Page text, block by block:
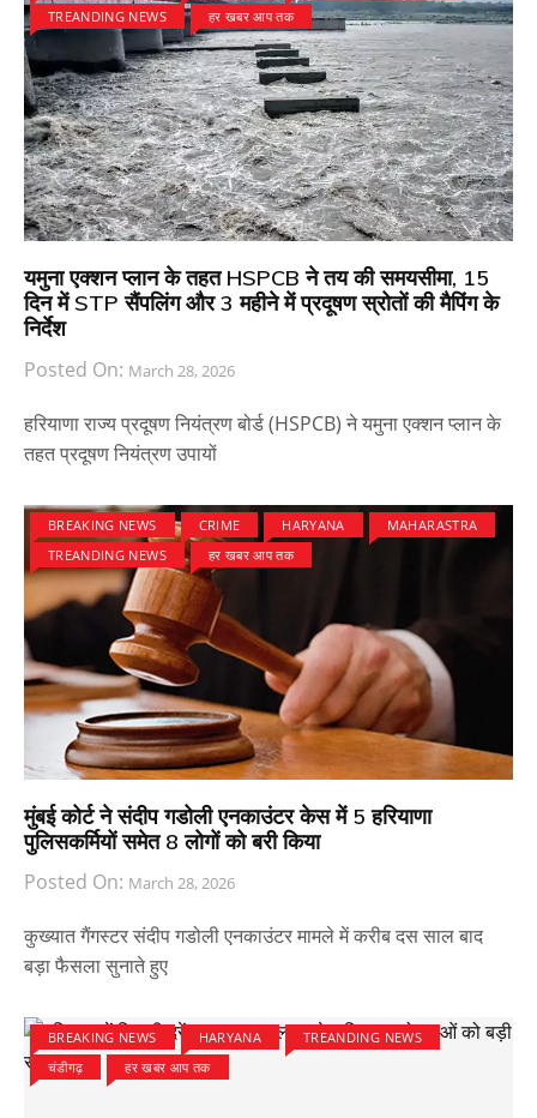
TREANDING NEWS
हर खबर आप तक
यमुना एक्शन प्लान के तहत HSPCB ने तय की समयसीमा, 15
दिन में STP सैंपलिंग और 3 महीने में प्रदूषण स्रोतों की मैपिंग के
निर्देश
Posted On: March 28, 2026
हरियाणा राज्य प्रदूषण नियंत्रण बोर्ड (HSPCB) ने यमुना एक्शन प्लान के
तहत प्रदूषण नियंत्रण उपायों
BREAKING NEWS CRIME HARYANA
MAHARASTRA
TREANDING NEWS
हर खबर आप तक
मुंबई कोर्ट ने संदीप गडोली एनकाउंटर केस में 5 हरियाणा
पुलिसकर्मियों समेत 8 लोगों को बरी किया
Posted On: March 28, 2026
कुख्यात गैंगस्टर संदीप गडोली एनकाउंटर मामले में करीब दस साल बाद
बड़ा फैसला सुनाते हुए
BREAKING NEWS HARYANA
TREANDING NEWS
चंडीगढ़
हर खबर आप तक